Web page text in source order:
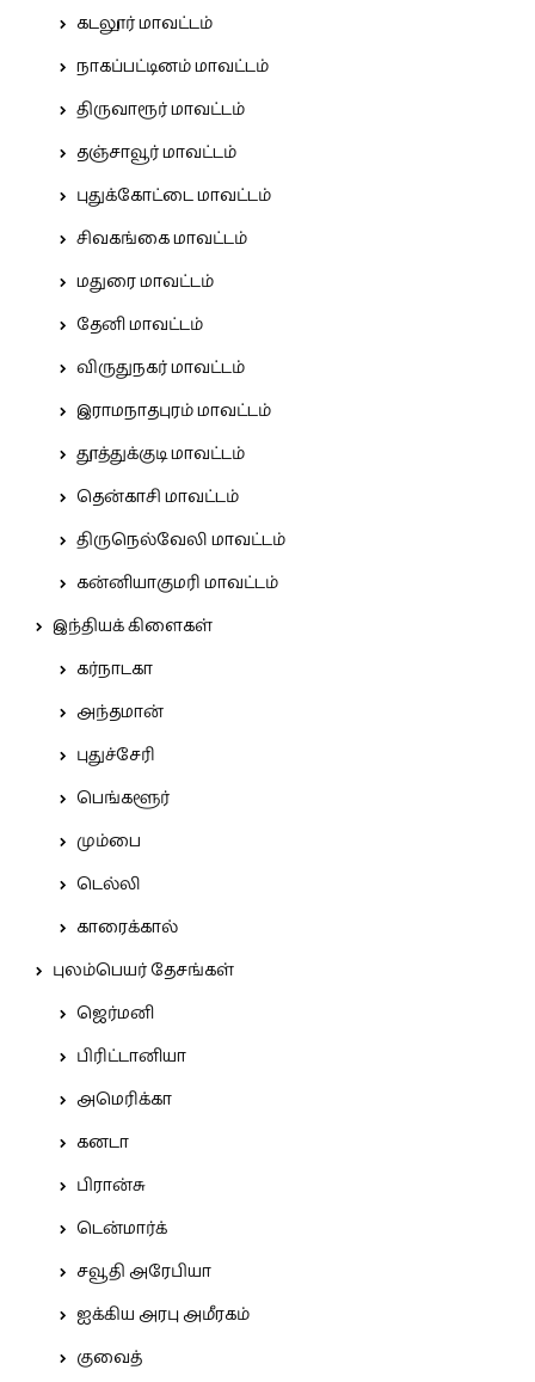
கடலூர் மாவட்டம்
நாகப்பட்டினம் மாவட்டம்
திருவாரூர் மாவட்டம்
தஞ்சாவூர் மாவட்டம்
புதுக்கோட்டை மாவட்டம்
சிவகங்கை மாவட்டம்
மதுரை மாவட்டம்
தேனி மாவட்டம்
விருதுநகர் மாவட்டம்
இராமநாதபுரம் மாவட்டம்
தூத்துக்குடி மாவட்டம்
தென்காசி மாவட்டம்
திருநெல்வேலி மாவட்டம்
கன்னியாகுமரி மாவட்டம்
இந்தியக் கிளைகள்
கர்நாடகா
அந்தமான்
புதுச்சேரி
பெங்களூர்
மும்பை
டெல்லி
காரைக்கால்
புலம்பெயர் தேசங்கள்
ஜெர்மனி
பிரிட்டானியா
அமெரிக்கா
கனடா
பிரான்சு
டென்மார்க்
சவூதி அரேபியா
ஐக்கிய அரபு அமீரகம்
குவைத்